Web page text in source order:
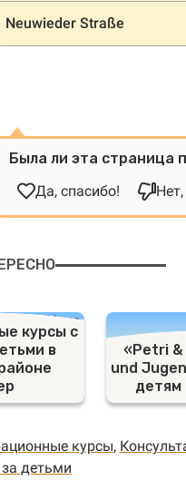
Neuwieder Straße
Была ли эта страница
Да, спасибо!
курсы с
в
«Petri &
und
курсы,
детьми